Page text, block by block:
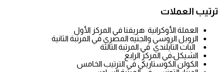
ترتيب العملات
العملة الأوكرانية هريفنا في المركز الأول
الروبل الروسي والجنيه المصري في المرتبة الثانية
البات التايلندي في المرتبة الثالثة
الشيكل،في المركز الرابع
الكولن الكوستاريكي في الترتيب الخامس